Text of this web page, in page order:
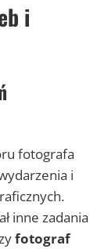
i
fotografa
i
inne zadania
fotograf